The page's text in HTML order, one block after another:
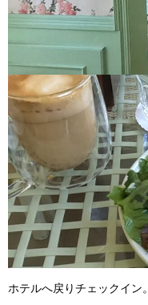
ホテルへ戻りチェックイン。